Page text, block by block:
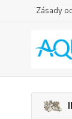
Zásady